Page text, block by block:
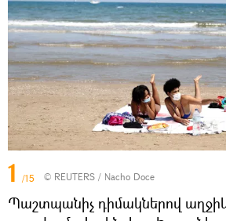
1 /15 © REUTERS / Nacho Doce
Պաշտպանիչ դիմակներով